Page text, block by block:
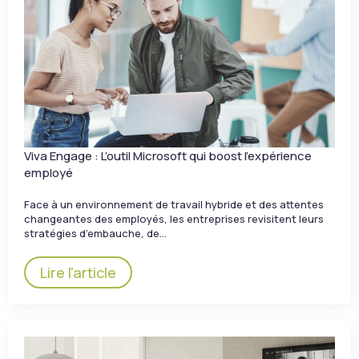
Viva Engage : L’outil Microsoft qui boost l’expérience
employé
Face à un environnement de travail hybride et des attentes
changeantes des employés, les entreprises revisitent leurs
stratégies d’embauche, de…
Lire l'article